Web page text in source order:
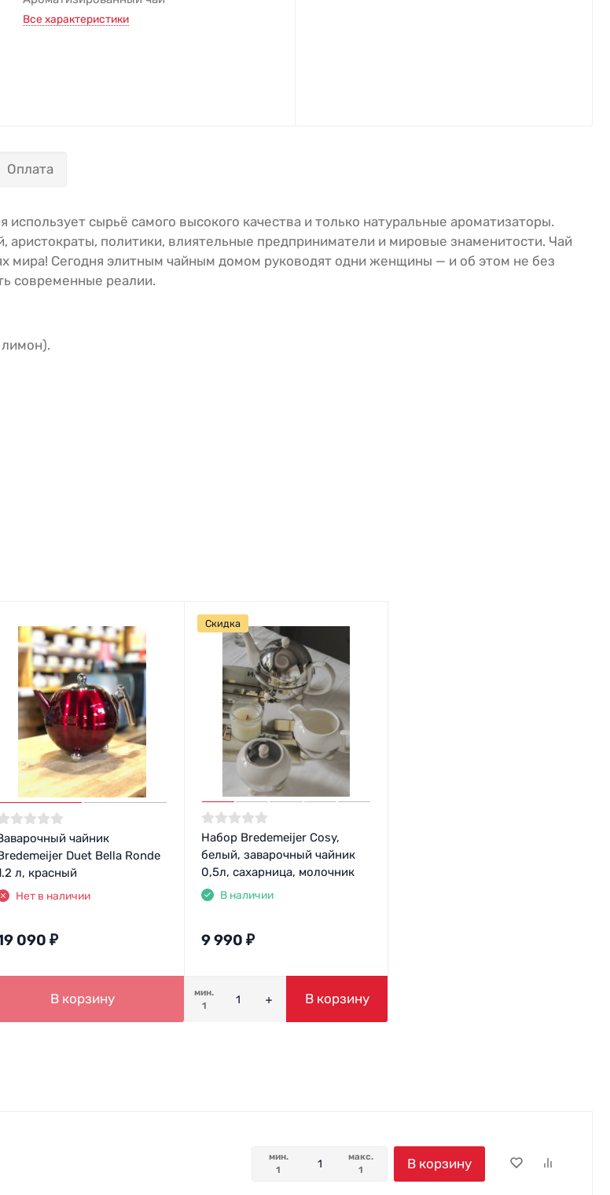
Все характеристики
Оплата
сырьё самого высокого качества и только натуральные ароматизаторы.
политики, влиятельные предприниматели и мировые знаменитости. Чай
мира! Сегодня элитным чайным домом руководят одни женщины — и об этом не без
современные реалии.
чайник
Duet Bella Ronde
л, красный
Нет в наличии
090 ₽
В корзину
Набор Bredemeijer Cosy,
белый, заварочный чайник
0,5л, сахарница, молочник
В наличии
9 990 ₽
мин.
1
В корзину
Скидка
мин.
1
макс.
1
В корзину